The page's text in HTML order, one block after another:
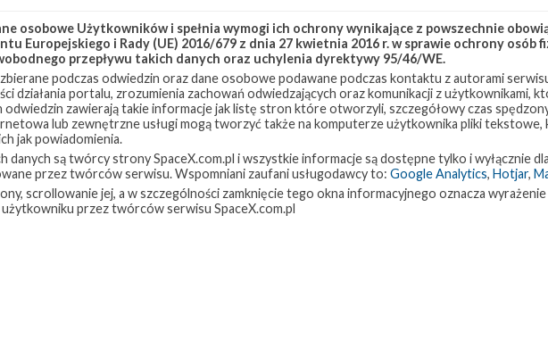
w sytuacjach kryzysowych. Będzie to więc w praktyce cywilny system rozpoznania
(tzw. SIGINT). Konstelacja satelitów będzie zbierać informacje o sygnałach
świecie, co pozwoli na mapowanie oraz analizę częstotliwości radiowych. Podczas tego
pierwsze trzy satelity testowe.
satelita testowy, mający sprawdzić technologię niezbędną do stworzenia konstelacji
za pomocą technologii radarowej. Konstelacja ma dostarczać obrazy niemalże w czasie
i operatorem satelity jest firma ICEYE z Finlandii, której współzałożycielem jest
osobowe Użytkowników i spełnia wymogi ich ochrony wynikające z powszechnie
Europejskiego i Rady (UE) 2016/679 z dnia 27 kwietnia 2016 r. w sprawie ochrony
przepływu takich danych oraz uchylenia dyrektywy 95/46/WE.
podczas odwiedzin oraz dane osobowe podawane podczas kontaktu z autorami
działania portalu, zrozumienia zachowań odwiedzających oraz komunikacji z użytkownikami,
odwiedzin zawierają takie informacje jak listę stron które otworzyli, szczegółowy czas
lub zewnętrzne usługi mogą tworzyć także na komputerze użytkownika pliki
jak powiadomienia.
są twórcy strony SpaceX.com.pl i wszystkie informacje są dostępne tylko i wyłącznie
przez twórców serwisu. Wspomniani zaufani usługodawcy to: Google Analytics, Hotjar,
scrollowanie jej, a w szczególności zamknięcie tego okna informacyjnego oznacza
przez twórców serwisu SpaceX.com.pl